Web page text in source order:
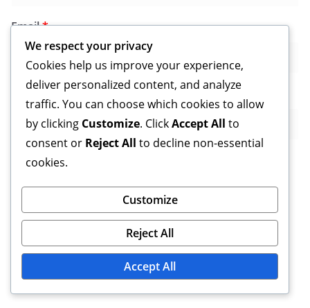
Email*
Website
Save my name, email, and website in this browser for
the next time I comment.
We respect your privacy
Cookies help us improve your experience,
deliver personalized content, and analyze
traffic. You can choose which cookies to allow
by clicking Customize. ClickAccept All to
consent or Reject All to decline non-essential
cookies.
Customize
Reject All
Accept All